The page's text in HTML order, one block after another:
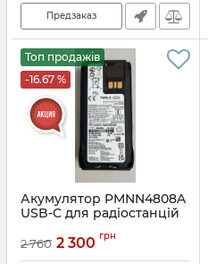
Предзаказ
Топ продажів
-16.67 %
Акумулятор PMNN4808A
USB-C для радіостанцій
2 760 2 300 грн